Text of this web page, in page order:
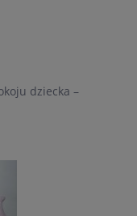
dziecka –